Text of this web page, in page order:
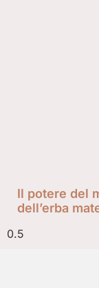
Il potere del
dell’erba